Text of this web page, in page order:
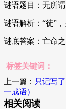
谜语题目：无所
谜语解析：“徒”，
谜底答案：亡命
标签关键词：
上一篇： 只记写
一成语）
相关阅读